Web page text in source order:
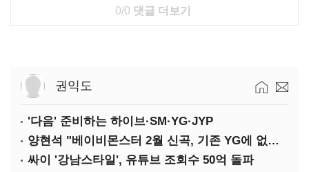
0/0 댓글 더보기
권익도
'다음' 준비하는 하이브·SM·YG·JYP
양현석 "베이비몬스터 2월 신곡, 기존 YG에 없던 노래"
싸이 '강남스타일', 유튜브 조회수 50억 돌파